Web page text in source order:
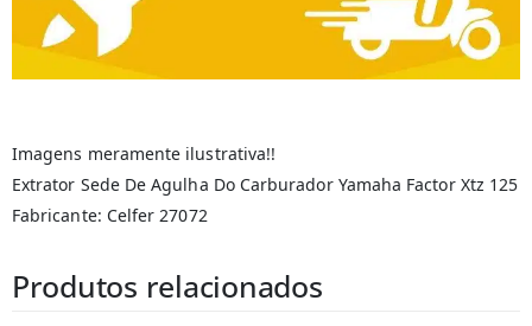
Imagens meramente ilustrativa!!
Extrator Sede De Agulha Do Carburador Yamaha Factor Xtz 125
Fabricante: Celfer 27072
Produtos relacionados